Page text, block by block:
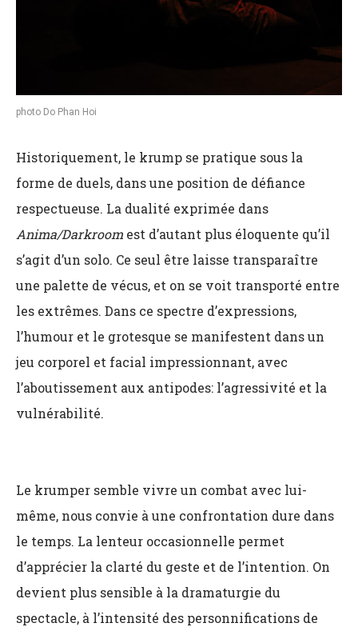
photo Do Phan Hoi
Historiquement, le krump se pratique sous la
forme de duels, dans une position de défiance
respectueuse. La dualité exprimée dans
Anima/Darkroom est d’autant plus éloquente qu’il
s’agit d’un solo. Ce seul être laisse transparaître
une palette de vécus, et on se voit transporté entre
les extrêmes. Dans ce spectre d’expressions,
l’humour et le grotesque se manifestent dans un
jeu corporel et facial impressionnant, avec
l’aboutissement aux antipodes: l’agressivité et la
vulnérabilité.
Le krumper semble vivre un combat avec lui-
même, nous convie à une confrontation dure dans
le temps. La lenteur occasionnelle permet
d’apprécier la clarté du geste et de l’intention. On
devient plus sensible à la dramaturgie du
spectacle, à l’intensité des personnifications de